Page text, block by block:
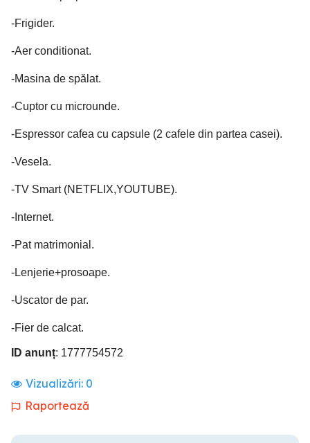
-Frigider.
-Aer conditionat.
-Masina de spălat.
-Cuptor cu microunde.
-Espressor cafea cu capsule (2 cafele din partea casei).
-Vesela.
-TV Smart (NETFLIX,YOUTUBE).
-Internet.
-Pat matrimonial.
-Lenjerie+prosoape.
-Uscator de par.
-Fier de calcat.
ID anunț: 1777754572
Vizualizări: 0
Raportează